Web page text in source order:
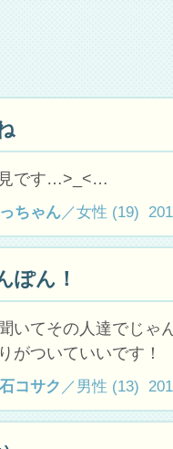
見です…>_<…
ちゃん／女性 (19)
ぽん！
いてその人達でじゃ
がついていいです！
コサク ／男性 (13)